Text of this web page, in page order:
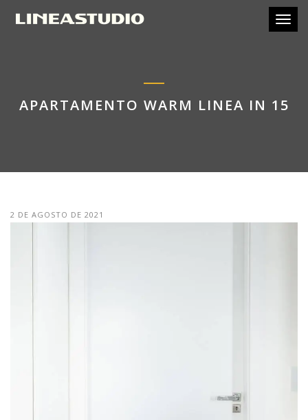
APARTAMENTO WARM LINEA IN 15
2 DE AGOSTO DE 2021